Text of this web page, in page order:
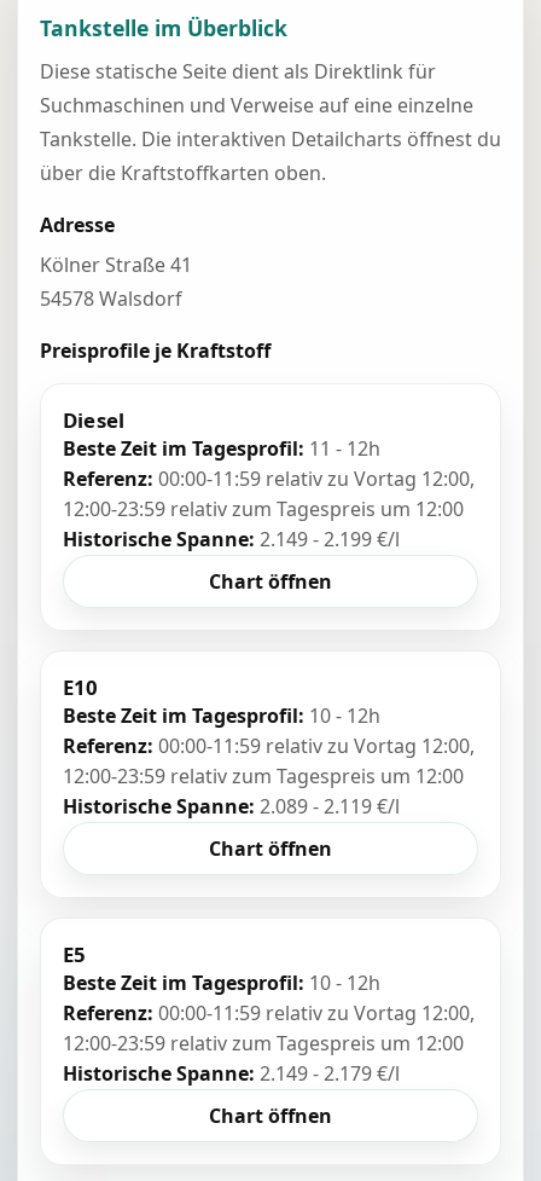
Tankstelle im Überblick
Diese statische Seite dient als Direktlink für
Suchmaschinen und Verweise auf eine einzelne
Tankstelle. Die interaktiven Detailcharts öffnest du
über die Kraftstoffkarten oben.
Adresse
Kölner Straße 41
54578 Walsdorf
Preisprofile je Kraftstoff
Diesel
Beste Zeit im Tagesprofil: 11 - 12h
Referenz: 00:00-11:59 relativ zu Vortag 12:00,
12:00-23:59 relativ zum Tagespreis um 12:00
Historische Spanne: 2.149 - 2.199 €/l
Chart öffnen
E10
Beste Zeit im Tagesprofil: 10 - 12h
Referenz: 00:00-11:59 relativ zu Vortag 12:00,
12:00-23:59 relativ zum Tagespreis um 12:00
Historische Spanne: 2.089 - 2.119 €/l
Chart öffnen
E5
Beste Zeit im Tagesprofil: 10 - 12h
Referenz: 00:00-11:59 relativ zu Vortag 12:00,
12:00-23:59 relativ zum Tagespreis um 12:00
Historische Spanne: 2.149 - 2.179 €/l
Chart öffnen